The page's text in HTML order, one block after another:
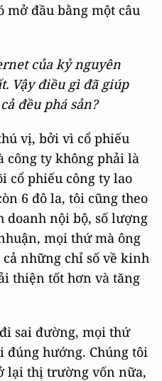
mở đầu bằng một câu
của kỷ nguyên
Vậy điều gì đã giúp
đều phá sản?
vị, bởi vì cổ phiếu
công ty không phải là
cổ phiếu công ty lao
6 đô la, tôi cũng theo
doanh nội bộ, số lượng
mọi thứ mà ông
những chỉ số về kinh
thiện tốt hơn và tăng
sai đường, mọi thứ
đúng hướng. Chúng tôi
lại thị trường vốn nữa,